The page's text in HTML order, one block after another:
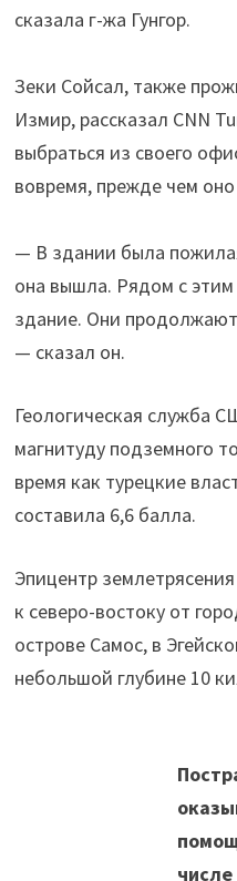
сказала г-жа Гунгор.
Зеки Сойсал, также
Измир, рассказал CNN
выбраться из своего
вовремя, прежде чем оно
— В здании была
она вышла. Рядом с
здание. Они
— сказал он.
Геологическая служба
магнитуду подземного
время как турецкие
составила 6,6 балла.
Эпицентр
к северо-востоку от
острове Самос, в
небольшой глубине 10
числе